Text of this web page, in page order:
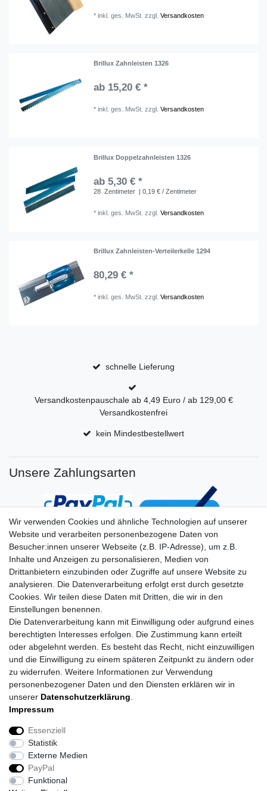
*inkl. ges. MwSt. zzgl.Versandkosten
Brillux Zahnleisten 1326
ab 15,20 € *
*inkl. ges. MwSt. zzgl.Versandkosten
Brillux Doppelzahnleisten 1326
ab 5,30 € *
28 Zentimeter | 0,19 € / Zentimeter
*inkl. ges. MwSt. zzgl.Versandkosten
Brillux Zahnleisten-Verteilerkelle 1294
80,29 € *
*inkl. ges. MwSt. zzgl.Versandkosten
schnelle Lieferung
Versandkostenpauschale ab 4,49 Euro / ab 129,00 €
Versandkostenfrei
kein Mindestbestellwert
Unsere Zahlungsarten
Impressum
Barrierefreiheitserklärung
Wir verwenden Cookies und ähnliche Technologien auf unserer
Website und verarbeiten personenbezogene Daten von
Besucher:innen unserer Webseite (z.B. IP-Adresse), um z.B.
Inhalte und Anzeigen zu personalisieren, Medien von
Drittanbietern einzubinden oder Zugriffe auf unsere Website zu
analysieren. Die Datenverarbeitung erfolgt erst durch gesetzte
Cookies. Wir teilen diese Daten mit Dritten, die wir in den
Einstellungen benennen.
Die Datenverarbeitung kann mit Einwilligung oder aufgrund eines
berechtigten Interesses erfolgen. Die Zustimmung kann erteilt
oder abgelehnt werden. Es besteht das Recht, nicht einzuwilligen
und die Einwilligung zu einem späteren Zeitpunkt zu ändern oder
zu widerrufen. Weitere Informationen zur Verwendung
personenbezogener Daten und den Diensten erklären wir in
unserer Daten­schutz­erklärung
Impressum
Essenziell
Statistik
Externe Medien
PayPal
Funktional